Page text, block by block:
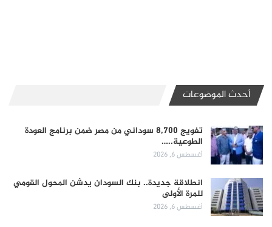
أحدث الموضوعات
تفويج 8,700 سوداني من مصر ضمن برنامج العودة
الطوعية..…
أغسطس 6, 2026
انطلاقة جديدة.. بنك السودان يدشن المحول القومي
للمرة الأولى
أغسطس 6, 2026